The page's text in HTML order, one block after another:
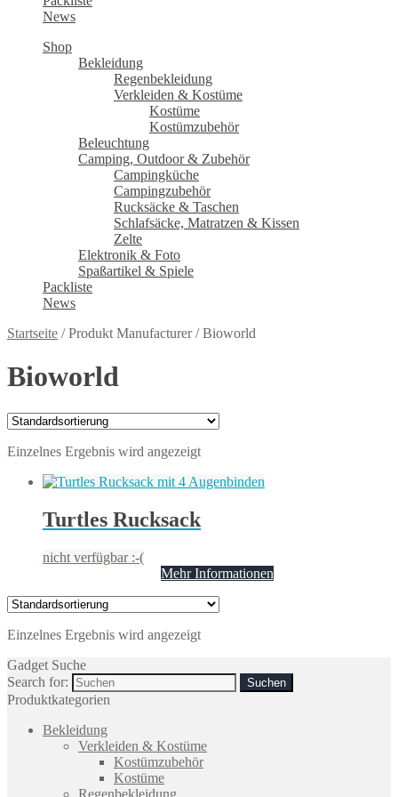
News
Shop
Bekleidung
Regenbekleidung
Verkleiden & Kostüme
Kostüme
Kostümzubehör
Beleuchtung
Camping, Outdoor & Zubehör
Campingküche
Campingzubehör
Rucksäcke & Taschen
Schlafsäcke, Matratzen & Kissen
Zelte
Elektronik & Foto
Spaßartikel & Spiele
Packliste
News
Startseite /Produkt Manufacturer/Bioworld
Bioworld
Einzelnes Ergebnis wird angezeigt
Turtles Rucksack
nicht verfügbar :-(
Mehr Informationen
Einzelnes Ergebnis wird angezeigt
Gadget Suche
Search for:
Produktkategorien
Bekleidung
Verkleiden & Kostüme
Kostümzubehör
Kostüme
Regenbekleidung